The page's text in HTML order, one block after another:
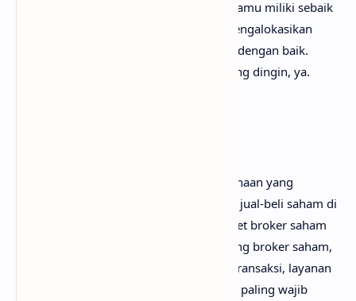
mengatur dan memanage modal yang kamu miliki sebaik
mungkin, dengan begitu kamu dapat mengalokasikan
modal yang kamu miliki untuk investasi dengan baik.
Pastikan bahwa kamu menggunakan uang dingin, ya.
Broker saham adalah orang atau perusahaan yang
memiliki izin untuk melakukan transaksi jual-beli saham di
bursa efek. Penting untuk melakukan riset broker saham
yang kamu inginkan, lakukan riset tentang broker saham,
seperti melakukan perbandingan biaya transaksi, layanan
atau fitur yang ditawarkan, dan hal yang paling wajib